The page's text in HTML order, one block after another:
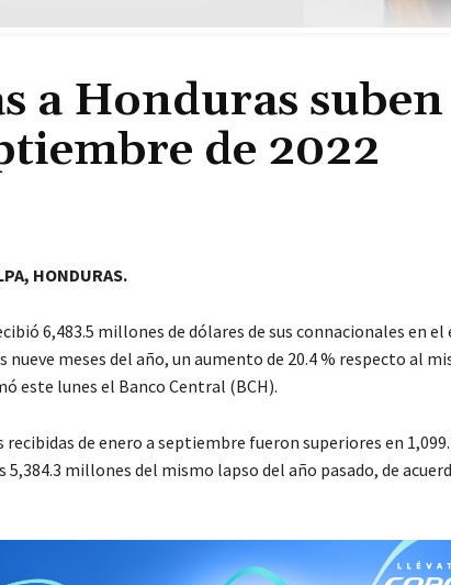
a Honduras
de 2022
HONDURAS.
6,483.5 millones de dólares de sus connacionales en
nueve meses del año, un aumento de 20.4 % respecto al
este lunes el Banco Central (BCH).
recibidas de enero a septiembre fueron superiores en
5,384.3 millones del mismo lapso del año pasado, de